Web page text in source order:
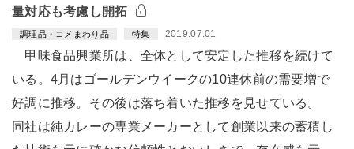
量対応も考慮し開拓
調理品・コメまわり品 特集 2019.07.01
甲味食品興業所は、全体として安定した推移を続けて
いる。4月はゴールデンウイークの10連休前の需要増で
好調に推移。その後は落ち着いた推移を見せている。
同社は純カレーの専業メーカーとして創業以来の蓄積し